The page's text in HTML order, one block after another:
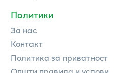
Политики
За нас
Контакт
Политика за приватност